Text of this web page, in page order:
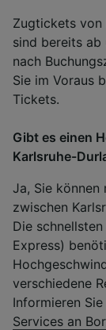
Zugtickets von
sind bereits ab
nach
Sie im Voraus
Tickets.
Gibt es einen
Karlsruhe-
Ja, Sie
zwischen
Die
Express)
verschiedene
Informieren
Services an